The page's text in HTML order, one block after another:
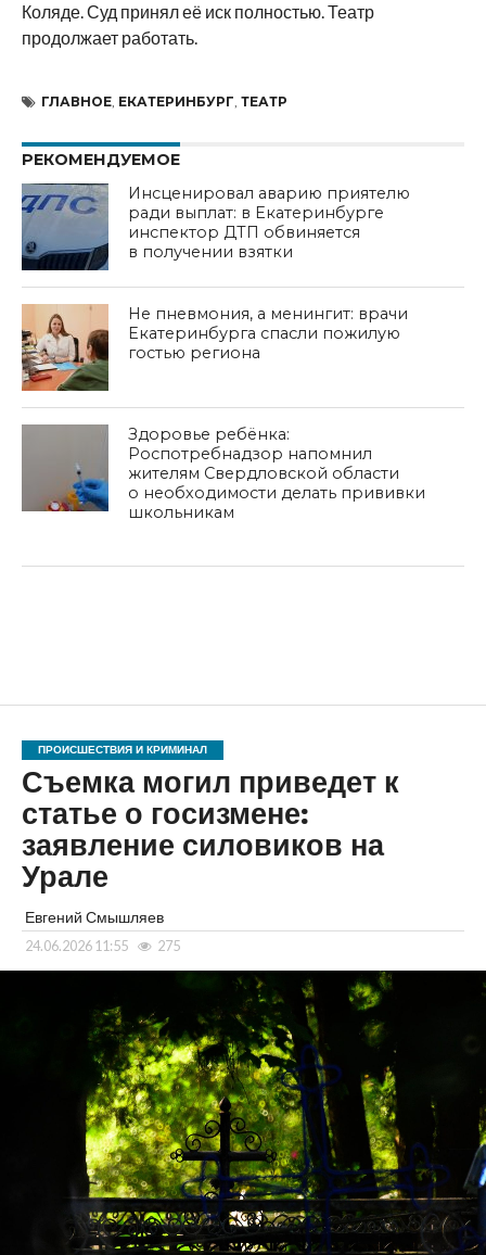
Коляде. Суд принял её иск полностью. Театр
продолжает работать.
ГЛАВНОЕ, ЕКАТЕРИНБУРГ, ТЕАТР
РЕКОМЕНДУЕМОЕ
Инсценировал аварию приятелю
ради выплат: в Екатеринбурге
инспектор ДТП обвиняется
в получении взятки
Не пневмония, а менингит: врачи
Екатеринбурга спасли пожилую
гостью региона
Здоровье ребёнка:
Роспотребнадзор напомнил
жителям Свердловской области
о необходимости делать прививки
школьникам
ПРОИСШЕСТВИЯ И КРИМИНАЛ
Съемка могил приведет к
статье о госизмене:
заявление силовиков на
Урале
Евгений Смышляев
24.06.2026 11:55 275